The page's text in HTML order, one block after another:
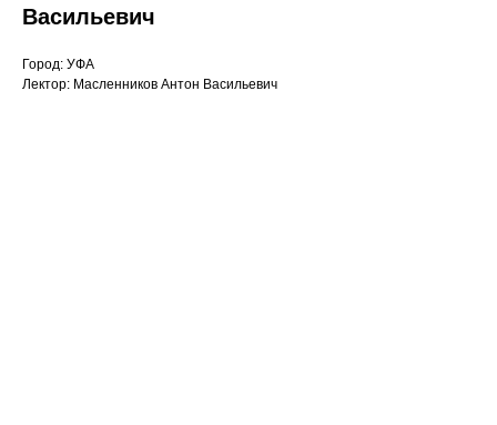
Васильевич
Город: УФА
Лектор: Масленников Антон Васильевич